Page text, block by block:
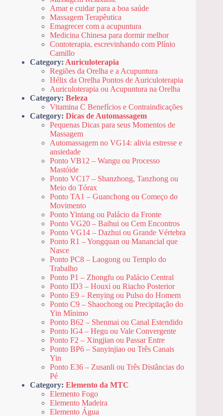
Amar e cuidar para a boa saúde
Massagem Terapêutica
Emagrecer com a acupuntura
Medicina Chinesa para dormir melhor
Contoterapia, escrevinhando com Plínio
Camillo
Category: Auriculoterapia
Regiões da Orelha e a Acupuntura
Hélix da Orelha Pontos de Auriculoterapia
Auriculoterapia ou Acupuntura na Orelha
Category: Beleza
Vitamina C Benefícios e Contraindicações
Category: Dicas de Automassagem
Pequenas Dicas para seus Momentos de
Massagem
Automassagem no VG14: alivia estresse e
ansiedade
Ponto VB12 – Wangu ou Processo
Mastóide
Ponto VC17 – Shanzhong, Tanzhong ou
Meio do Tórax
Ponto TA1 – Guanchong ou Começo do
Movimento
Ponto Yintang ou Palácio da Fronte
Ponto VG20 – Baihui ou Cem Encontros
Ponto VG14 – Dazhui ou Grande Vértebra
Ponto R1 – Yongquan ou Manancial que
Nasce
Ponto PC8 – Laogong ou Templo do
Trabalho
Ponto P1 – Zhongfu ou Palácio Central
Ponto ID3 – Houxi ou Riacho Posterior
Ponto E9 – Renying ou Pulso do Homem
Ponto C9 – Shaochong ou Precipitação do
Yin Mínimo
Ponto B62 – Shenmai ou Canal Estendido
Ponto IG4 – Hegu ou Vale Convergente
Ponto F2 – Xingjian ou Passar Entre
Ponto BP6 – Sanyinjiao ou Três Canais
Yin
Ponto E36 – Zusanli ou Três Distâncias do
Pé
Category: Elemento da MTC
Elemento Fogo
Elemento Madeira
Elemento Água